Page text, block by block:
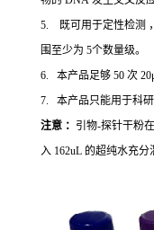
5. 既可用于定性检测
围至少为 5个数量级。
6. 本产品足够 50 次
7. 本产品只能用于科研
注意 ： 引物-探针干粉
入 162uL 的超纯水充